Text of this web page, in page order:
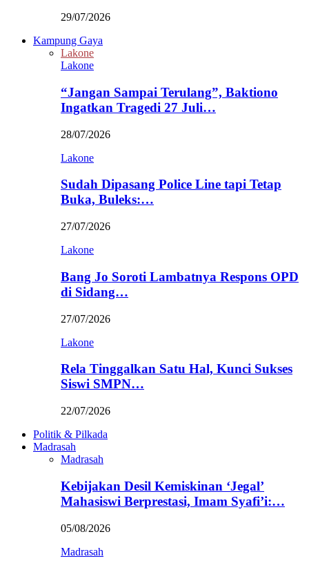
29/07/2026
Kampung Gaya
Lakone
Lakone
“Jangan Sampai Terulang”, Baktiono
Ingatkan Tragedi 27 Juli…
28/07/2026
Lakone
Sudah Dipasang Police Line tapi Tetap
Buka, Buleks:…
27/07/2026
Lakone
Bang Jo Soroti Lambatnya Respons OPD
di Sidang…
27/07/2026
Lakone
Rela Tinggalkan Satu Hal, Kunci Sukses
Siswi SMPN…
22/07/2026
Politik & Pilkada
Madrasah
Madrasah
Kebijakan Desil Kemiskinan ‘Jegal’
Mahasiswi Berprestasi, Imam Syafi’i:…
05/08/2026
Madrasah